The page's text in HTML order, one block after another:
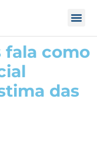
fala como
das